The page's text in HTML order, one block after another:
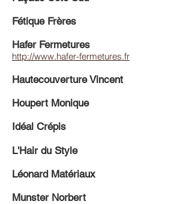
Fétique Frères
Hafer Fermetures
http://www.hafer-fermetures.fr
Hautecouverture Vincent
Houpert Monique
Idéal Crépis
L'Hair du Style
Léonard Matériaux
Munster Norbert